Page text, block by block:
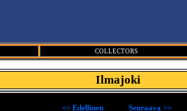
COLLECTORS
Ilmajoki
<< Edellinen Seuraava >>